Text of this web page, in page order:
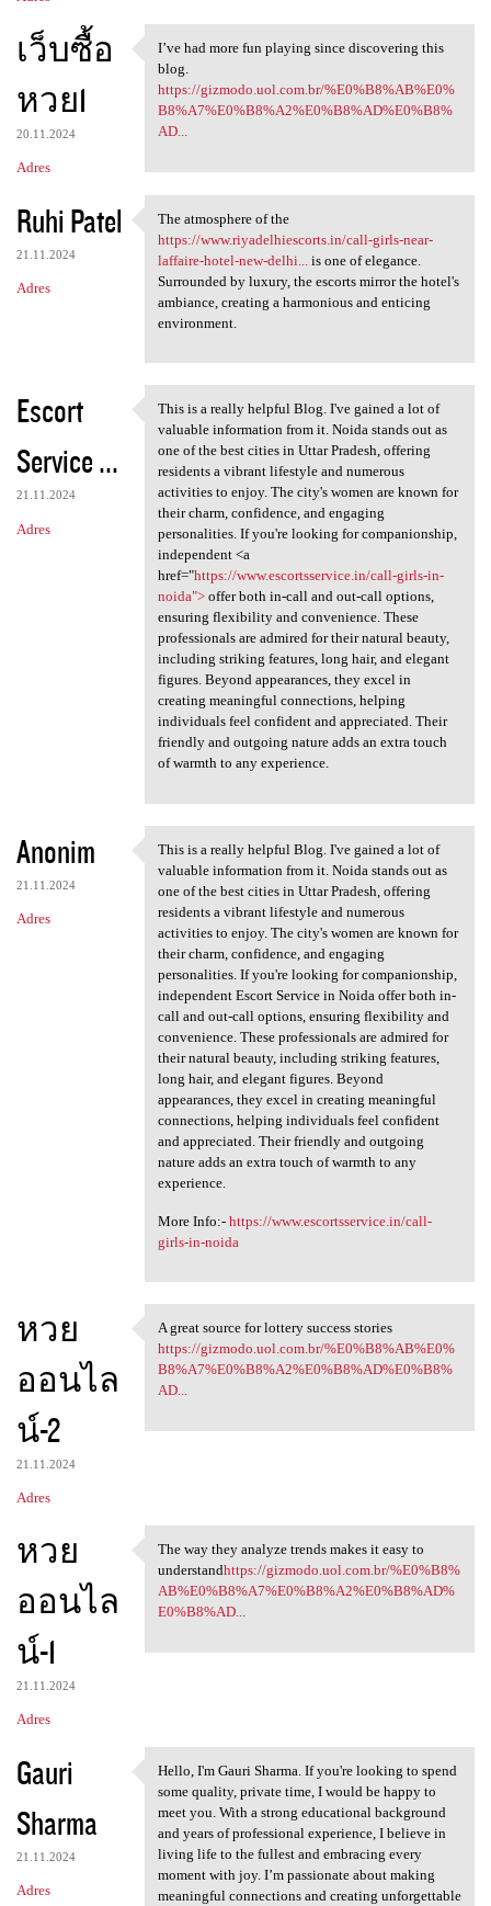
เว็บซื้อ
หวย1
20.11.2024
Adres
I’ve had more fun playing
I’ve had more fun playing since discovering this
blog.
https://gizmodo.uol.com.br/%E0%B8%AB%E0%
B8%A7%E0%B8%A2%E0%B8%AD%E0%B8%
AD...
Ruhi Patel
21.11.2024
Adres
The atmosphere of the https:
The atmosphere of the
https://www.riyadelhiescorts.in/call-girls-near-
laffaire-hotel-new-delhi...
is one of elegance.
Surrounded by luxury, the escorts mirror the hotel's
ambiance, creating a harmonious and enticing
environment.
Escort
Service ...
21.11.2024
Adres
This is a really helpful Blog
This is a really helpful Blog. I've gained a lot of
valuable information from it. Noida stands out as
one of the best cities in Uttar Pradesh, offering
residents a vibrant lifestyle and numerous
activities to enjoy. The city's women are known for
their charm, confidence, and engaging
personalities. If you're looking for companionship,
independent <a
href="https://www.escortsservice.in/call-girls-in-
noida">offer both in-call and out-call options,
ensuring flexibility and convenience. These
professionals are admired for their natural beauty,
including striking features, long hair, and elegant
figures. Beyond appearances, they excel in
creating meaningful connections, helping
individuals feel confident and appreciated. Their
friendly and outgoing nature adds an extra touch
of warmth to any experience.
Anonim
21.11.2024
Adres
This is a really helpful Blog
This is a really helpful Blog. I've gained a lot of
valuable information from it. Noida stands out as
one of the best cities in Uttar Pradesh, offering
residents a vibrant lifestyle and numerous
activities to enjoy. The city's women are known for
their charm, confidence, and engaging
personalities. If you're looking for companionship,
independent Escort Service in Noida offer both in-
call and out-call options, ensuring flexibility and
convenience. These professionals are admired for
their natural beauty, including striking features,
long hair, and elegant figures. Beyond
appearances, they excel in creating meaningful
connections, helping individuals feel confident
and appreciated. Their friendly and outgoing
nature adds an extra touch of warmth to any
experience.
More Info:- https://www.escortsservice.in/call-
girls-in-noida
หวย
ออนไล
น์-2
21.11.2024
Adres
A great source for lottery
A great source for lottery success stories
https://gizmodo.uol.com.br/%E0%B8%AB%E0%
B8%A7%E0%B8%A2%E0%B8%AD%E0%B8%
AD...
หวย
ออนไล
น์-1
21.11.2024
Adres
The way they analyze trends
The way they analyze trends makes it easy to
understandhttps://gizmodo.uol.com.br/%E0%B8%
AB%E0%B8%A7%E0%B8%A2%E0%B8%AD%
E0%B8%AD...
Gauri
Sharma
21.11.2024
Adres
Hello, I'm Gauri Sharma. If
Hello, I'm Gauri Sharma. If you're looking to spend
some quality, private time, I would be happy to
meet you. With a strong educational background
and years of professional experience, I believe in
living life to the fullest and embracing every
moment with joy. I’m passionate about making
meaningful connections and creating unforgettable